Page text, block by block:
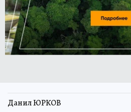
Данил ЮРКОВ